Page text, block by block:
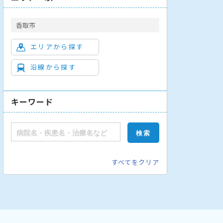
香取市
エリアから探す
沿線から探す
キーワード
すべてをクリア